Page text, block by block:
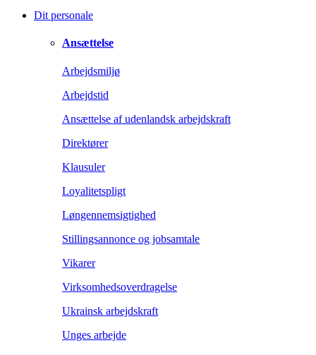
Dit personale
Ansættelse
Arbejdsmiljø
Arbejdstid
Ansættelse af udenlandsk arbejdskraft
Direktører
Klausuler
Loyalitetspligt
Løngennemsigtighed
Stillingsannonce og jobsamtale
Vikarer
Virksomhedsoverdragelse
Ukrainsk arbejdskraft
Unges arbejde